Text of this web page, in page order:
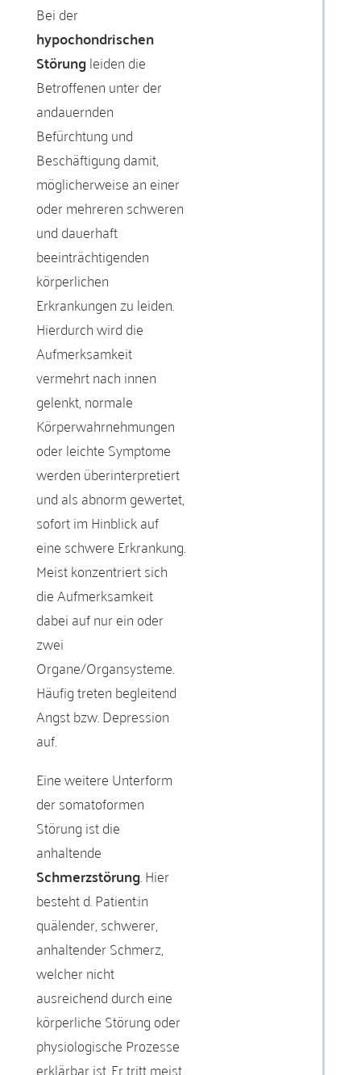
Bei der
hypochondrischen
Störungleiden die
Betroffenen unter der
andauernden
Befürchtung und
Beschäftigung damit,
möglicherweise an einer
oder mehreren schweren
und dauerhaft
beeinträchtigenden
körperlichen
Erkrankungen zu leiden.
Hierdurch wird die
Aufmerksamkeit
vermehrt nach innen
gelenkt, normale
Körperwahrnehmungen
oder leichte Symptome
werden überinterpretiert
und als abnorm gewertet,
sofort im Hinblick auf
eine schwere Erkrankung.
Meist konzentriert sich
die Aufmerksamkeit
dabei auf nur ein oder
zwei
Organe/Organsysteme.
Häufig treten begleitend
Angst bzw. Depression
auf.
Eine weitere Unterform
der somatoformen
Störung ist die
anhaltende
Schmerzstörung. Hier
besteht d. Patient:in
quälender, schwerer,
anhaltender Schmerz,
welcher nicht
ausreichend durch eine
körperliche Störung oder
physiologische Prozesse